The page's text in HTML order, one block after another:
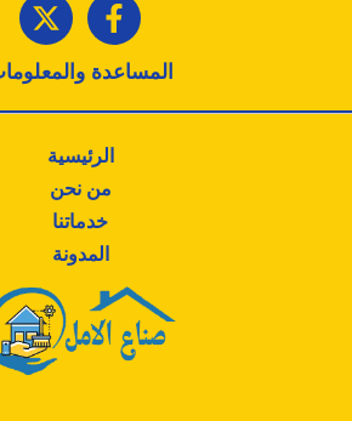
المساعدة
الرئيسية
من نحن
خدماتنا
المدونة